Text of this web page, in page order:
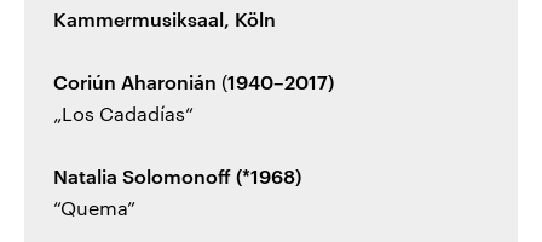
Kammermusiksaal, Köln
Coriún Aharonián (1940–2017)
„Los Cadadías“
Natalia Solomonoff (*1968)
“Quema”